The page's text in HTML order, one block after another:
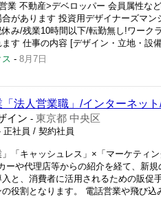
業 不動産>デベロッパー 会員属性な
があります 投資用デザイナーズマ
み/残業10時間以下/転勤無し!ワーク
ます 仕事の内容 [デザイン・立地・設
- 8月7日
法人営業職」/インターネッ
イン - 東京都 中央区
正社員 / 契約社員
」「キャッシュレス」×「マーケティ
ーや代理店等からの紹介を経て、新
と、消費者に活用されるための販促
役割となります。 電話営業や飛び